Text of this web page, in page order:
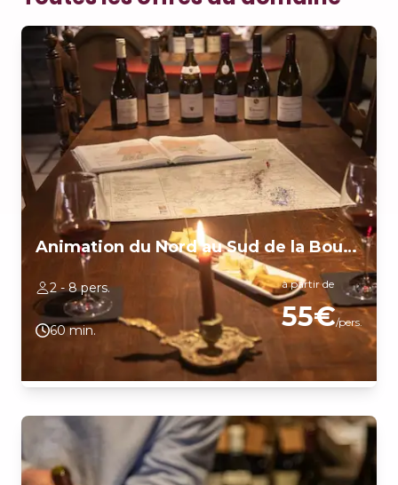
Découvrez la Bourgogne du Nord au Sud en dégustant 1 Chablis
Grand Cru, 1 rouge de la Côte de Nuits, un blanc de la Côte de
2 - 8 pers.
60 min.
à partir de
55€/pers.
Animation du Nord au Sud de la Bourgogne